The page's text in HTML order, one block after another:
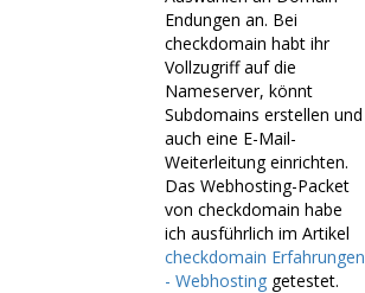
Endungen an. Bei
checkdomain habt ihr
Vollzugriff auf die
Nameserver, könnt
Subdomains erstellen und
auch eine E-Mail-
Weiterleitung einrichten.
Das Webhosting-Packet
von checkdomain habe
ich ausführlich im Artikel
checkdomain Erfahrungen
- Webhosting getestet.